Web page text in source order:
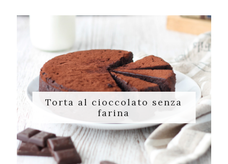
Torta al cioccolato senza
farina